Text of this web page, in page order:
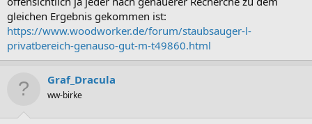
gleichen Ergebnis gekommen ist:
https://www.woodworker.de/forum/staubsauger-l-
privatbereich-genauso-gut-m-t49860.html
Graf_Dracula
ww-birke